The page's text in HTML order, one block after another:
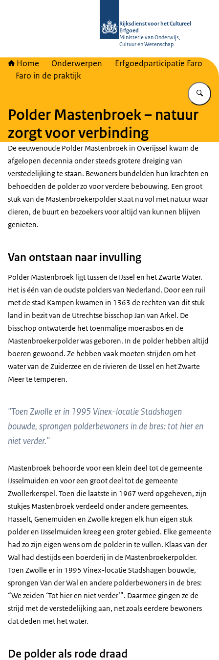
Rijksdienst voor het Cultureel
Erfgoed
Ministerie van Onderwijs,
Cultuur en Wetenschap
Home Onderwerpen
Erfgoedparticipatie Faro
Faro in de praktijk
Polder Mastenbroek – natuur
zorgt voor verbinding
De eeuwenoude Polder Mastenbroek in Overijssel kwam de
afgelopen decennia onder steeds grotere dreiging van
verstedelijking te staan. Bewoners bundelden hun krachten en
behoedden de polder zo voor verdere bebouwing. Een groot
stuk van de Mastenbroekerpolder staat nu vol met natuur waar
dieren, de buurt en bezoekers voor altijd van kunnen blijven
genieten.
Van ontstaan naar invulling
Polder Mastenbroek ligt tussen de IJssel en het Zwarte Water.
Het is één van de oudste polders van Nederland. Door een ruil
met de stad Kampen kwamen in 1363 de rechten van dit stuk
land in bezit van de Utrechtse bisschop Jan van Arkel. De
bisschop ontwaterde het toenmalige moerasbos en de
Mastenbroekerpolder was geboren. In de polder hebben altijd
boeren gewoond. Ze hebben vaak moeten strijden om het
water van de Zuiderzee en de rivieren de IJssel en het Zwarte
Meer te temperen.
"Toen Zwolle er in 1995 Vinex-locatie Stadshagen
bouwde, sprongen polderbewoners in de bres: tot hier en
niet verder."
Mastenbroek behoorde voor een klein deel tot de gemeente
IJsselmuiden en voor een groot deel tot de gemeente
Zwollerkerspel. Toen die laatste in 1967 werd opgeheven, zijn
stukjes Mastenbroek verdeeld onder andere gemeentes.
Hasselt, Genemuiden en Zwolle kregen elk hun eigen stuk
polder en IJsselmuiden kreeg een groter gebied. Elke gemeente
had zo zijn eigen wens om de polder in te vullen. Klaas van der
Wal had destijds een boerderij in de Mastenbroekerpolder.
Toen Zwolle er in 1995 Vinex-locatie Stadshagen bouwde,
sprongen Van der Wal en andere polderbewoners in de bres:
“We zeiden ‘Tot hier en niet verder’”. Daarmee gingen ze de
strijd met de verstedelijking aan, net zoals eerdere bewoners
dat deden met het water.
De polder als rode draad